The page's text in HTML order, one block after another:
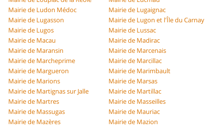
Mairie de Ludon Médoc
Mairie de Lugaignac
Mairie de Lugasson
Mairie de Lugon et l'Île du Carnay
Mairie de Lugos
Mairie de Lussac
Mairie de Macau
Mairie de Madirac
Mairie de Maransin
Mairie de Marcenais
Mairie de Marcheprime
Mairie de Marcillac
Mairie de Margueron
Mairie de Marimbault
Mairie de Marions
Mairie de Marsas
Mairie de Martignas sur Jalle
Mairie de Martillac
Mairie de Martres
Mairie de Masseilles
Mairie de Massugas
Mairie de Mauriac
Mairie de Mazères
Mairie de Mazion